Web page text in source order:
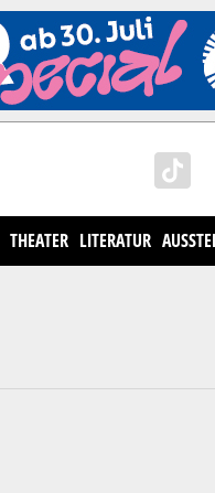
THEATER LITERATUR